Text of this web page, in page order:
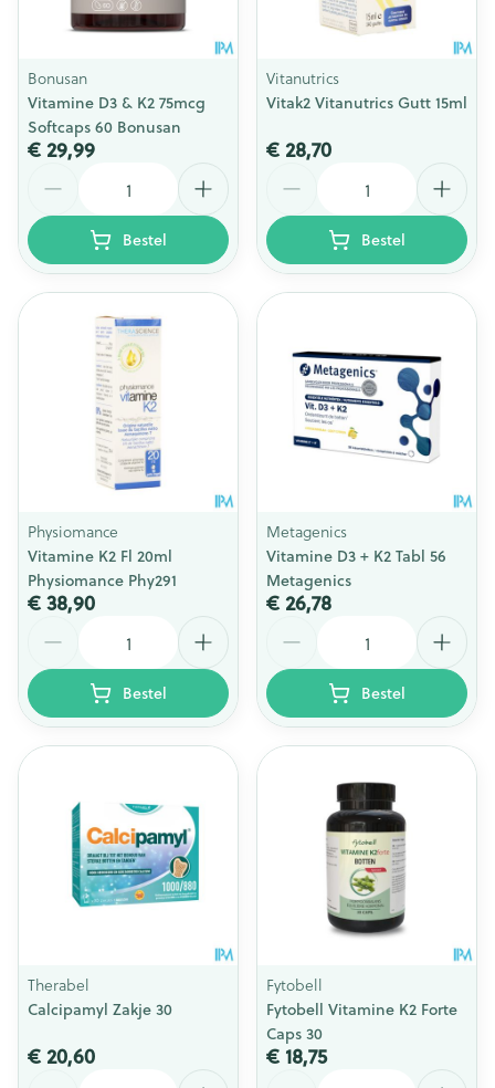
Bonusan
Vitamine D3 & K2 75mcg
Softcaps 60 Bonusan
€ 29,99
Bestel
Vitanutrics
Vitak2 Vitanutrics Gutt 15ml
€ 28,70
Bestel
Physiomance
Vitamine K2 Fl 20ml
Physiomance Phy291
€ 38,90
Bestel
Metagenics
Vitamine D3 + K2 Tabl 56
Metagenics
€ 26,78
Bestel
Therabel
Calcipamyl Zakje 30
€ 20,60
Fytobell
Fytobell Vitamine K2 Forte
Caps 30
€ 18,75